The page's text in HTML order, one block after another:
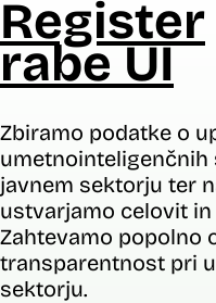
Register
rabe UI
Zbiramo podatke o
javnem sektorju ter
ustvarjamo celovit
Zahtevamo popolno
transparentnost pri
sektorju.